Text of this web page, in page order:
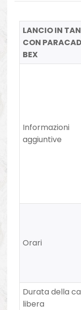
LANCIO IN
CON
BEX
Informazioni
aggiuntive
Orari
Durata della
libera